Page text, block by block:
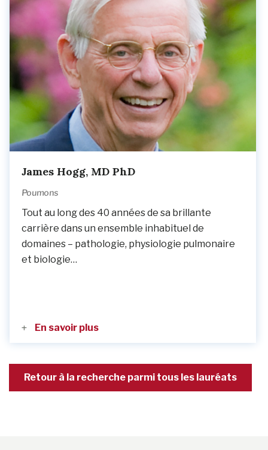
James Hogg, MD PhD
Poumons
Tout au long des 40 années de sa brillante
carrière dans un ensemble inhabituel de
domaines – pathologie, physiologie pulmonaire
et biologie…
En savoir plus
Retour à la recherche parmi tous les lauréats